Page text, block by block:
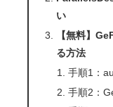
い
【無料】
る方法
手順1：
手順2：